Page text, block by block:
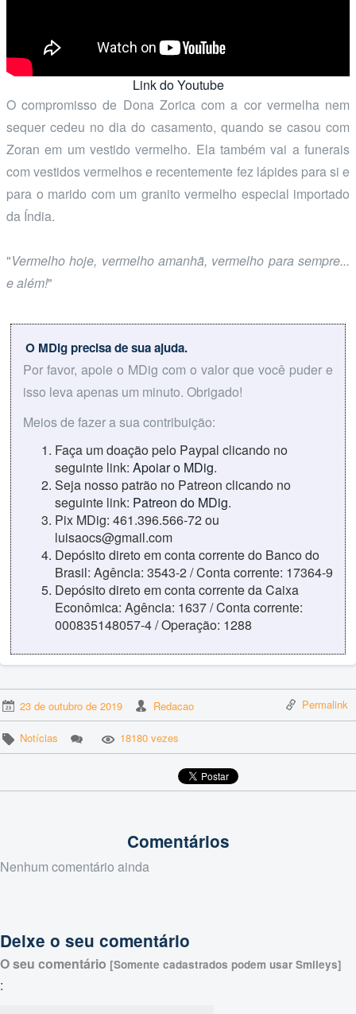
Link do Youtube
O compromisso de Dona Zorica com a cor vermelha nem
sequer cedeu no dia do casamento, quando se casou com
Zoran em um vestido vermelho. Ela também vai a funerais
com vestidos vermelhos e recentemente fez lápides para si e
para o marido com um granito vermelho especial importado
da Índia.
"Vermelho hoje, vermelho amanhã, vermelho para sempre...
e além!"
O MDig precisa de sua ajuda.
Por favor, apoie o MDig com o valor que você puder e
isso leva apenas um minuto. Obrigado!
Meios de fazer a sua contribuição:
Faça um doação pelo Paypal clicando no
seguinte link: Apoiar o MDig.
Seja nosso patrão no Patreon clicando no
seguinte link: Patreon do MDig.
Pix MDig: 461.396.566-72 ou
luisaocs@gmail.com
Depósito direto em conta corrente do Banco do
Brasil: Agência: 3543-2 / Conta corrente: 17364-9
Depósito direto em conta corrente da Caixa
Econômica: Agência: 1637 / Conta corrente:
000835148057-4 / Operação: 1288
23 de outubro de 2019 Redacao Permalink
Notícias 18180 vezes
Comentários
Nenhum comentário ainda
Deixe o seu comentário
O seu comentário [Somente cadastrados podem usar Smileys]
: